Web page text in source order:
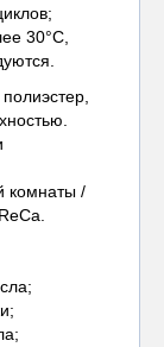
30°С,
комнаты /